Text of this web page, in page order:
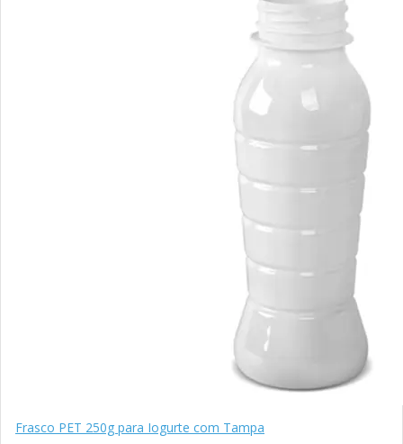
Frasco PET 250g para Iogurte com Tampa